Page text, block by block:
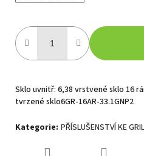
Sklo uvnitř: 6,38 vrstvené sklo 16
tvrzené sklo6GR-16AR-33.1GNP2
Kategorie: PŘÍSLUŠENSTVÍ KE